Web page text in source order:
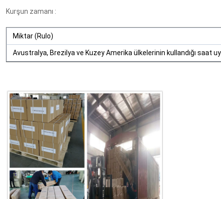
Kurşun zamanı :
Miktar (Rulo)
Avustralya, Brezilya ve Kuzey Amerika ülkelerinin kullandığı saat